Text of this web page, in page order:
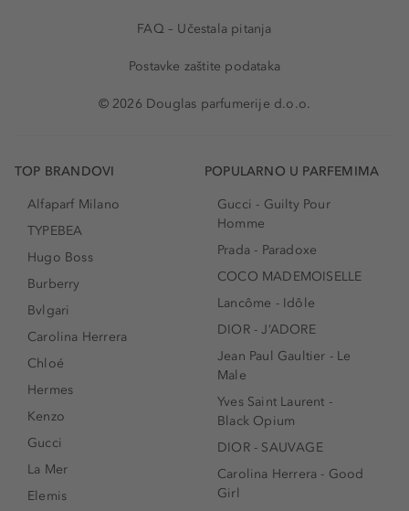
FAQ – Učestala pitanja
Postavke zaštite podataka
© 2026 Douglas parfumerije d.o.o.
TOP BRANDOVI
Alfaparf Milano
TYPEBEA
Hugo Boss
Burberry
Bvlgari
Carolina Herrera
Chloé
Hermes
Kenzo
Gucci
La Mer
Elemis
POPULARNO U PARFEMIMA
Gucci - Guilty Pour
Homme
Prada - Paradoxe
COCO MADEMOISELLE
Lancôme - Idôle
DIOR - J’ADORE
Jean Paul Gaultier - Le
Male
Yves Saint Laurent -
Black Opium
DIOR - SAUVAGE
Carolina Herrera - Good
Girl